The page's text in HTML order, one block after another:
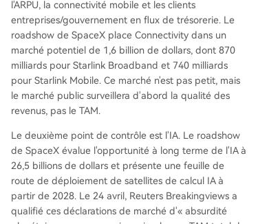
l'ARPU, la connectivité mobile et les clients
entreprises/gouvernement en flux de trésorerie. Le
roadshow de SpaceX place Connectivity dans un
marché potentiel de 1,6 billion de dollars, dont 870
milliards pour Starlink Broadband et 740 milliards
pour Starlink Mobile. Ce marché n'est pas petit, mais
le marché public surveillera d'abord la qualité des
revenus, pas le TAM.
Le deuxième point de contrôle est l'IA. Le roadshow
de SpaceX évalue l'opportunité à long terme de l'IA à
26,5 billions de dollars et présente une feuille de
route de déploiement de satellites de calcul IA à
partir de 2028. Le 24 avril, Reuters Breakingviews a
qualifié ces déclarations de marché d'« absurdité